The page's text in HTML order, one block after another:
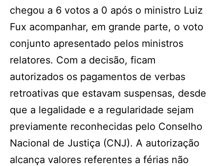
chegou a 6 votos a 0 após o ministro Luiz
Fux acompanhar, em grande parte, o voto
conjunto apresentado pelos ministros
relatores. Com a decisão, ficam
autorizados os pagamentos de verbas
retroativas que estavam suspensas, desde
que a legalidade e a regularidade sejam
previamente reconhecidas pelo Conselho
Nacional de Justiça (CNJ). A autorização
alcança valores referentes a férias não